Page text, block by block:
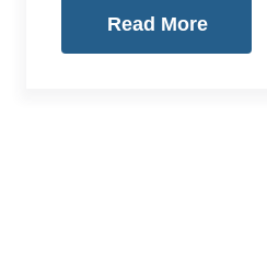
Read More